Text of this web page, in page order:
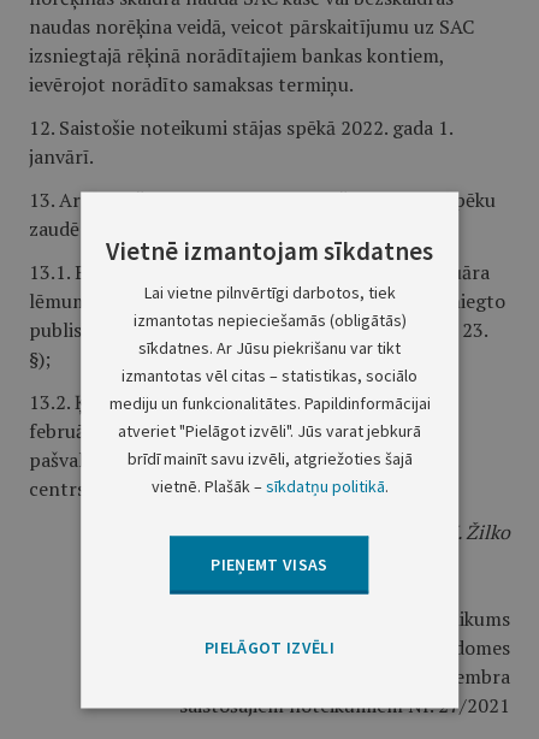
naudas norēķina veidā, veicot pārskaitījumu uz SAC
izsniegtajā rēķinā norādītajiem bankas kontiem,
ievērojot norādīto samaksas termiņu.
12. Saistošie noteikumi stājas spēkā 2022. gada 1.
janvārī.
13. Ar saistošo noteikumu spēkā stāšanās dienu spēku
zaudē:
13.1. Baldones novada Domes 2018. gada 27. februāra
lēmums "Par sociālās aprūpes centra "Baldone" sniegto
publisko pakalpojumu izcenojumiem" (prot. Nr. 1, 23.
§);
13.2. Ķekavas novada pašvaldības 2010. gada 25.
februāra saistošie noteikumi Nr. 9/2010 "Par
pašvaldības aģentūras "Ķekavas sociālās aprūpes
centrs" publiskajiem pakalpojumiem".
Ķekavas novada domes priekšsēdētājs
J. Žilko
Pielikums
Ķekavas novada domes
2021. gada 22. septembra
saistošajiem noteikumiem Nr. 27/2021
Vietnē izmantojam sīkdatnes
Lai vietne pilnvērtīgi darbotos, tiek
izmantotas nepieciešamās (obligātās)
sīkdatnes. Ar Jūsu piekrišanu var tikt
izmantotas vēl citas – statistikas, sociālo
mediju un funkcionalitātes. Papildinformācijai
atveriet "Pielāgot izvēli". Jūs varat jebkurā
brīdī mainīt savu izvēli, atgriežoties šajā
vietnē. Plašāk –sīkdatņu politikā.
PIEŅEMT VISAS
PIELĀGOT IZVĒLI